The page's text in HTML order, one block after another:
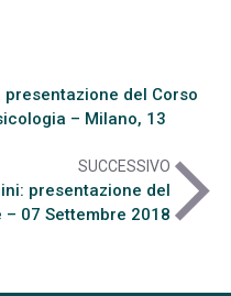
presentazione del Corso
– Milano, 13
SUCCESSIVO
presentazione del
07 Settembre 2018arrow_forward_ios